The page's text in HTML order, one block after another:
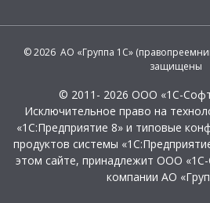
© 2026 АО «Группа 1С»
защищены
© 2011- 2026 ООО «1С-
Исключительное право на
«1С:Предприятие 8» и типовые
продуктов системы
этом сайте, принадлежит ООО
компании АО